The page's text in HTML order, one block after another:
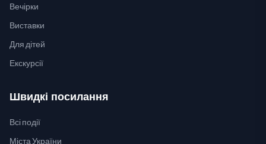
Вечірки
Виставки
Для дітей
Екскурсії
Швидкі посилання
Всі події
Міста України